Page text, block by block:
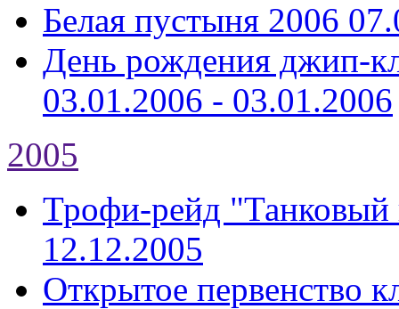
Белая пустыня 2006
День рождения джип-
03.01.2006 - 03.01.2006
2005
Трофи-рейд
12.12.2005
Открытое первенство